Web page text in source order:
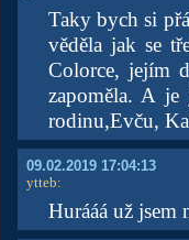
Taky bych si
věděla jak se
Colorce, jejím
zapoměla. A
rodinu,Evču,
09.02.2019 17:04:13
ytteb:
Hurááá už jsem